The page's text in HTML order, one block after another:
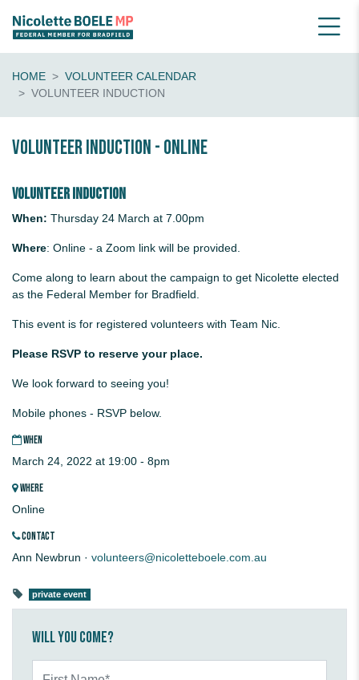
HOME
VOLUNTEER CALENDAR
VOLUNTEER INDUCTION
Volunteer Induction - online
Volunteer induction
When: Thursday 24 March at 7.00pm
Where: Online - a Zoom link will be provided.
Come along to learn about the campaign to get Nicolette elected
as the Federal Member for Bradfield.
This event is for registered volunteers with Team Nic.
Please RSVP to reserve your place.
We look forward to seeing you!
Mobile phones - RSVP below.
WHEN
March 24, 2022 at 19:00 - 8pm
WHERE
Online
CONTACT
Ann Newbrun · volunteers@nicoletteboele.com.au
private event
Will you come?